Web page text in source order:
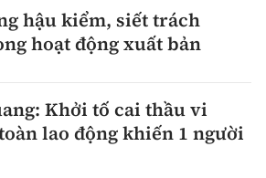
hậu kiểm, siết trách
hoạt động xuất bản
Khởi tố cai thầu vi
lao động khiến 1 người